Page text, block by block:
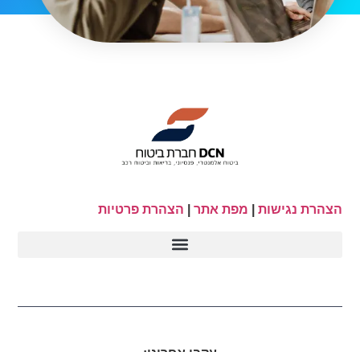
הצהרת נגישות מפת אתר הצהרת פרטיות